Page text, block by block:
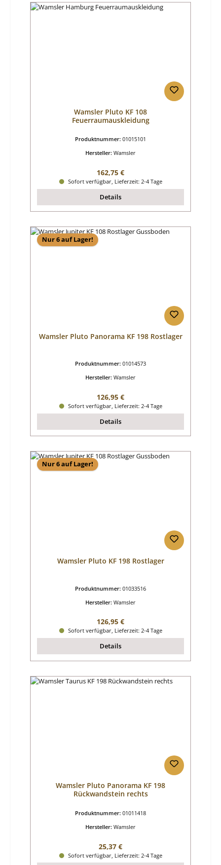
Wamsler Pluto KF 108
Feuerraumauskleidung
Produktnummer: 01015101
Hersteller: Wamsler
Regulärer Preis:
162,75 €
Sofort verfügbar, Lieferzeit: 2-4 Tage
Details
Nur 6 auf Lager!
Wamsler Pluto Panorama KF 198 Rostlager
Produktnummer: 01014573
Hersteller: Wamsler
Regulärer Preis:
126,95 €
Sofort verfügbar, Lieferzeit: 2-4 Tage
Details
Nur 6 auf Lager!
Wamsler Pluto KF 198 Rostlager
Produktnummer: 01033516
Hersteller: Wamsler
Regulärer Preis:
126,95 €
Sofort verfügbar, Lieferzeit: 2-4 Tage
Details
Wamsler Pluto Panorama KF 198
Rückwandstein rechts
Produktnummer: 01011418
Hersteller: Wamsler
Regulärer Preis:
25,37 €
Sofort verfügbar, Lieferzeit: 2-4 Tage